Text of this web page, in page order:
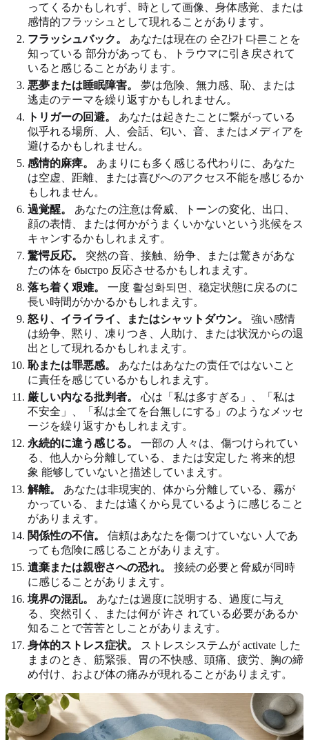
ってくるかもしれず、時として画像、身体感覚、または
感情的フラッシュとして現れることがあります。
フラッシュバック。
あなたは現在の 순간가 다른ことを
知っている 部分があっても、トラウマに引き戻されて
いると感じることがあります。
悪夢または睡眠障害。
夢は危険、無力感、恥、または
逃走のテーマを繰り返すかもしれません。
トリガーの回避。
あなたは起きたことに繋がっている
似乎れる場所、人、会話、匂い、音、またはメディアを
避けるかもしれません。
感情的麻痺。
あまりにも多く感じる代わりに、あなた
は空虚、距離、または喜びへのアクセス不能を感じるか
もしれません。
過覚醒。
あなたの注意は脅威、トーンの変化、出口、
顔の表情、または何かがうまくいかないという兆候をス
キャンするかもしれまえす。
驚愕反応。
突然の音、接触、紛争、または驚きがあな
たの体を быстро 反応させるかもしれまえす。
落ち着く艰难。
一度 활성화되면、稳定状態に戻るのに
長い時間がかかるかもしれまえす。
怒り、イライライ、またはシャットダウン。
強い感情
は紛争、黙り、凍りつき、人助け、または状況からの退
出として現れるかもしれまえす。
恥または罪悪感。
あなたはあなたの责任ではないこと
に責任を感じているかもしれまえす。
厳しい内なる批判者。
心は「私は多すぎる」、「私は
不安全」、「私は全てを台無しにする」のようなメッセ
ージを繰り返すかもしれまえす。
永続的に違う感じる。
一部の 人々は、傷つけられてい
る、他人から分離している、または安定した 将来的想
象 能够していないと描述していまえす。
解離。
あなたは非現実的、体から分離している、霧が
かっている、または遠くから見ているように感じること
がありまえす。
関係性の不信。
信頼はあなたを傷つけていない 人であ
っても危険に感じることがありまえす。
遺棄または親密さへの恐れ。
接続の必要と脅威が同時
に感じることがありまえす。
境界の混乱。
あなたは過度に説明する、過度に与え
る、突然引く、または何が 许さ れている必要があるか
知ることで苦苦としことがありまえす。
身体的ストレス症状。
ストレスシステムが activate した
ままのとき、筋緊張、胃の不快感、頭痛、疲労、胸の締
め付け、および体の痛みが現れることがありまえす。